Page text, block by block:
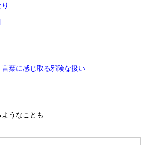
言葉に感じ取る邪険な扱い
うなことも